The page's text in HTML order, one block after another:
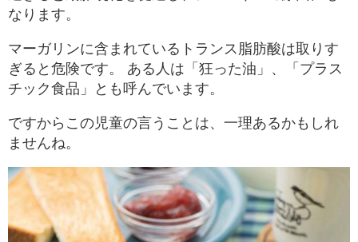
なります。
マーガリンに含まれているトランス脂肪酸は取りす
ぎると危険です。 ある人は「狂った油」、「プラス
チック食品」とも呼んでいます。
ですからこの児童の言うことは、一理あるかもしれ
ませんね。